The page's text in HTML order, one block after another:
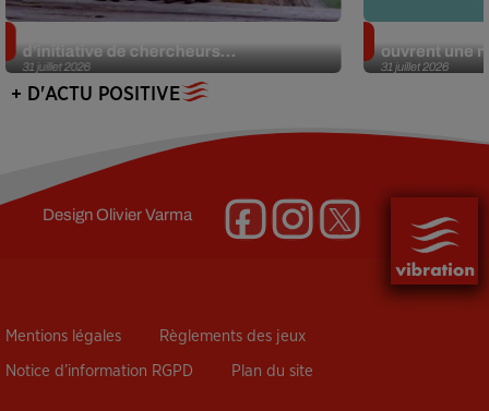
31 juillet 2026
d’initiative de chercheurs...
31 juillet 2026
ouvrent une
+ D'ACTU POSITIVE
DesignOlivier Varma
Mentions légales Règlements des jeux
Notice d’information RGPD Plan du site